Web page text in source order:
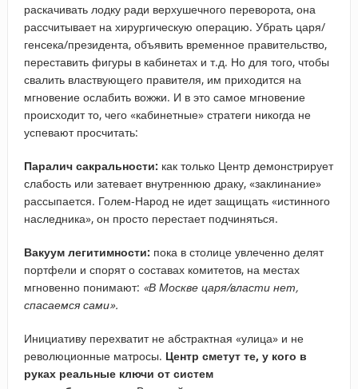
раскачивать лодку ради верхушечного переворота, она
рассчитывает на хирургическую операцию. Убрать царя/
генсека/президента, объявить временное правительство,
переставить фигуры в кабинетах и т.д. Но для того, чтобы
свалить властвующего правителя, им приходится на
мгновение ослабить вожжи. И в это самое мгновение
происходит то, чего «кабинетные» стратеги никогда не
успевают просчитать:
Паралич сакральности: как только Центр демонстрирует
слабость или затевает внутреннюю драку, «заклинание»
рассыпается. Голем-Народ не идет защищать «истинного
наследника», он просто перестает подчиняться.
Вакуум легитимности: пока в столице увлеченно делят
портфели и спорят о составах комитетов, на местах
мгновенно понимают: «В Москве царя/власти нет,
спасаемся сами».
Инициативу перехватит не абстрактная «улица» и не
революционные матросы. Центр сметут те, у кого в
руках реальные ключи от систем